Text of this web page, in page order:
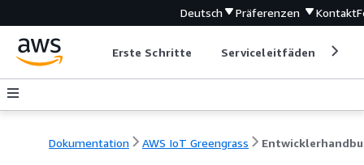
Deutsch Präferenzen Kontakt
Erste Schritte Serviceleitfäden
Dokumentation AWS IoT Greengrass